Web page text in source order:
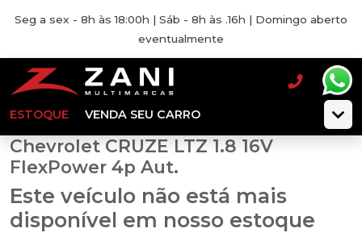
Seg a sex - 8h às 18:00h | Sáb - 8h às .16h | Domingo aberto
eventualmente
ESTOQUE VENDA SEU CARRO
Chevrolet CRUZE LTZ 1.8 16V
FlexPower 4p Aut.
Este veículo não está mais
disponível em nosso estoque